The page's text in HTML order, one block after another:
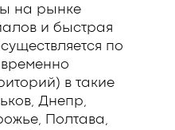
на рынке
и быстрая
по
в такие
Днепр,
Полтава,